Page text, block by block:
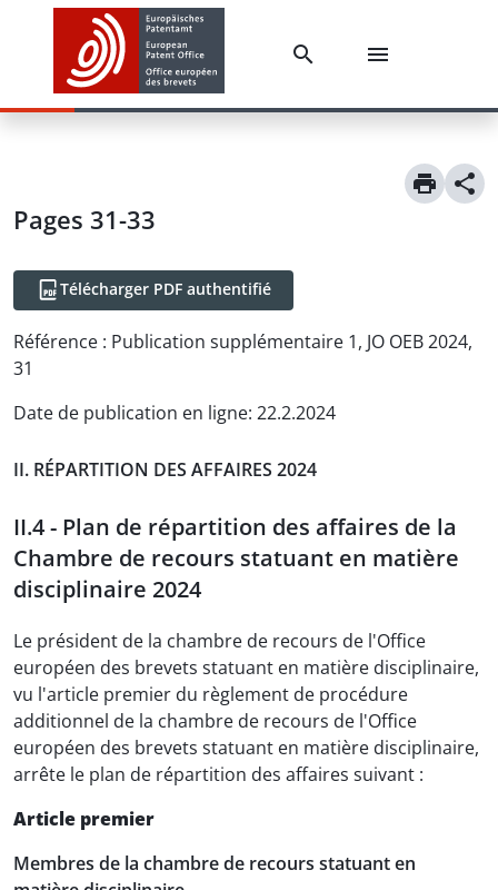
Pages 31-33
Télécharger PDF authentifié
Référence : Publication supplémentaire 1, JO OEB 2024,
31
Date de publication en ligne: 22.2.2024
II. RÉPARTITION DES AFFAIRES 2024
II.4 - Plan de répartition des affaires de la
Chambre de recours statuant en matière
disciplinaire 2024
Le président de la chambre de recours de l'Office
européen des brevets statuant en matière disciplinaire,
vu l'article premier du règlement de procédure
additionnel de la chambre de recours de l'Office
européen des brevets statuant en matière disciplinaire,
arrête le plan de répartition des affaires suivant :
Article premier
Membres de la chambre de recours statuant en